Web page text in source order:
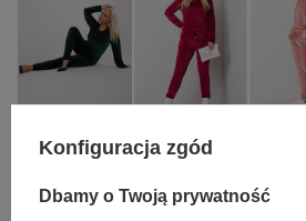
XL 3XL 2XL
Konfiguracja zgód
Dbamy o Twoją prywatność